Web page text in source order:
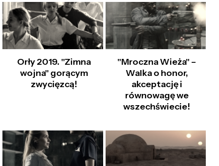
Orły 2019. "Zimna
wojna" gorącym
zwycięzcą!
"Mroczna Wieża" –
Walka o honor,
akceptację i
równowagę we
wszechświecie!